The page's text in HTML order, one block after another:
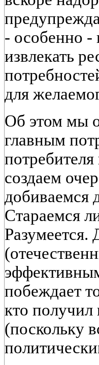
- особенно -
извлекать
для
Об этом мы
главным
создаем
добиваемся
Стараемся
Разумеется.
побеждает
кто
(поскольку